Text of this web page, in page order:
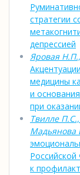
стратегии
депрессией
Яровая
медицины
и
при
Твилле
Мадьянова
к